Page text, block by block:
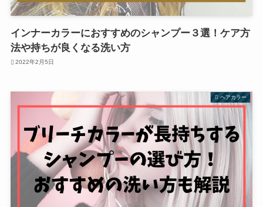
インナーカラーにおすすめのシャンプー３選！ケア方
法や持ちが良くなる洗い方
2022年2月5日
ヘアカラー